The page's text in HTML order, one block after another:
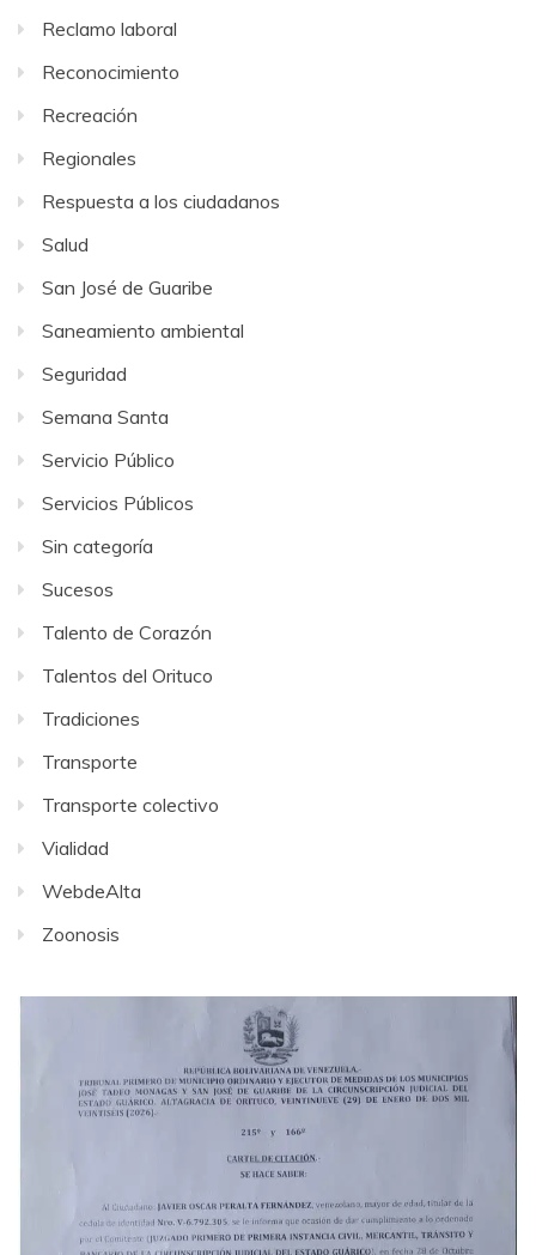
Reclamo laboral
Reconocimiento
Recreación
Regionales
Respuesta a los ciudadanos
Salud
San José de Guaribe
Saneamiento ambiental
Seguridad
Semana Santa
Servicio Público
Servicios Públicos
Sin categoría
Sucesos
Talento de Corazón
Talentos del Orituco
Tradiciones
Transporte
Transporte colectivo
Vialidad
WebdeAlta
Zoonosis